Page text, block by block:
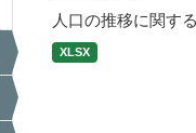
人口の推移に関す
XLSX